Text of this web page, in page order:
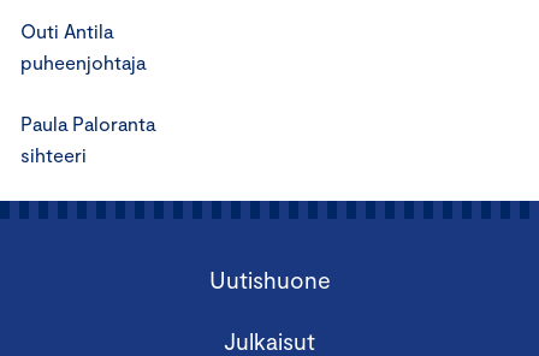
Outi Antila
puheenjohtaja
Paula Paloranta
sihteeri
Uutishuone
Julkaisut